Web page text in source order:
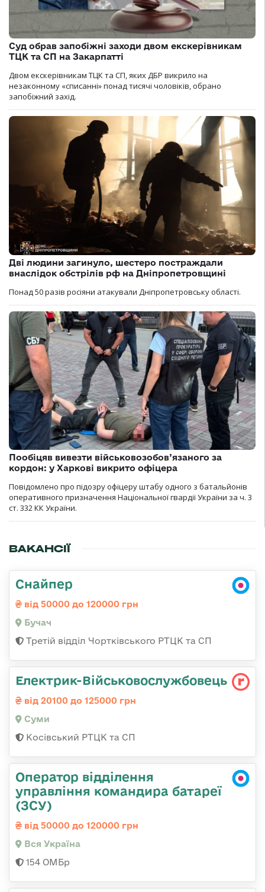
Суд обрав запобіжні заходи двом екскерівникам
ТЦК та СП на Закарпатті
Двом екскерівникам ТЦК та СП, яких ДБР викрило на
незаконному «списанні» понад тисячі чоловіків, обрано
запобіжний захід.
Дві людини загинуло, шестеро постраждали
внаслідок обстрілів рф на Дніпропетровщині
Понад 50 разів росіяни атакували Дніпропетровську області.
Пообіцяв вивезти військовозобов’язаного за
кордон: у Харкові викрито офіцера
Повідомлено про підозру офіцеру штабу одного з батальйонів
оперативного призначення Національної гвардії України за ч. 3
ст. 332 КК України.
ВАКАНСІЇ
Снайпер
від 50000 до 120000 грн
Бучач
Третій відділ Чортківського РТЦК та СП
Електрик-Військовослужбовець
від 20100 до 125000 грн
Суми
Косівський РТЦК та СП
Оператор відділення
управління командира батареї
(ЗСУ)
від 50000 до 120000 грн
Вся Україна
154 ОМБр